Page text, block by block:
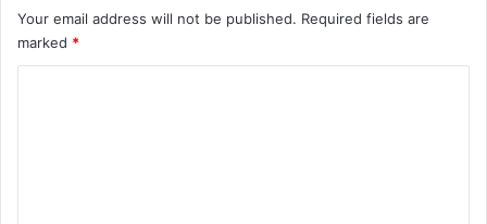
Your email address will not be published. Required fields are
marked *